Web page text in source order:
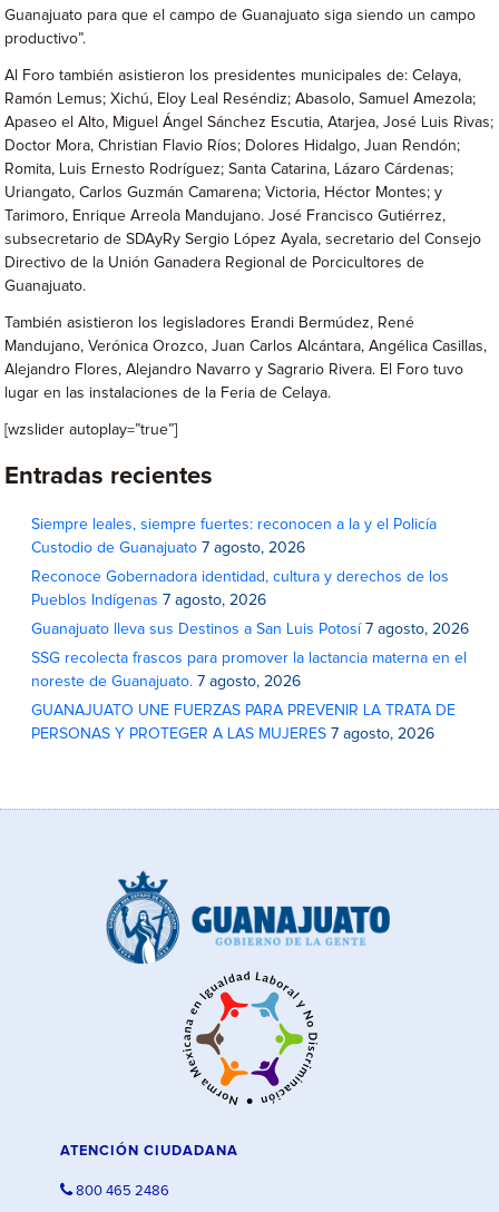
Guanajuato para que el campo de Guanajuato siga siendo un campo
productivo”.
Al Foro también asistieron los presidentes municipales de: Celaya,
Ramón Lemus; Xichú, Eloy Leal Reséndiz; Abasolo, Samuel Amezola;
Apaseo el Alto, Miguel Ángel Sánchez Escutia, Atarjea, José Luis Rivas;
Doctor Mora, Christian Flavio Ríos; Dolores Hidalgo, Juan Rendón;
Romita, Luis Ernesto Rodríguez; Santa Catarina, Lázaro Cárdenas;
Uriangato, Carlos Guzmán Camarena; Victoria, Héctor Montes; y
Tarimoro, Enrique Arreola Mandujano. José Francisco Gutiérrez,
subsecretario de SDAyRy Sergio López Ayala, secretario del Consejo
Directivo de la Unión Ganadera Regional de Porcicultores de
Guanajuato.
También asistieron los legisladores Erandi Bermúdez, René
Mandujano, Verónica Orozco, Juan Carlos Alcántara, Angélica Casillas,
Alejandro Flores, Alejandro Navarro y Sagrario Rivera. El Foro tuvo
lugar en las instalaciones de la Feria de Celaya.
[wzslider autoplay=”true”]
Entradas recientes
Siempre leales, siempre fuertes: reconocen a la y el Policía
Custodio de Guanajuato 7 agosto, 2026
Reconoce Gobernadora identidad, cultura y derechos de los
Pueblos Indígenas 7 agosto, 2026
Guanajuato lleva sus Destinos a San Luis Potosí 7 agosto, 2026
SSG recolecta frascos para promover la lactancia materna en el
noreste de Guanajuato. 7 agosto, 2026
GUANAJUATO UNE FUERZAS PARA PREVENIR LA TRATA DE
PERSONAS Y PROTEGER A LAS MUJERES 7 agosto, 2026
ATENCIÓN CIUDADANA
800 465 2486